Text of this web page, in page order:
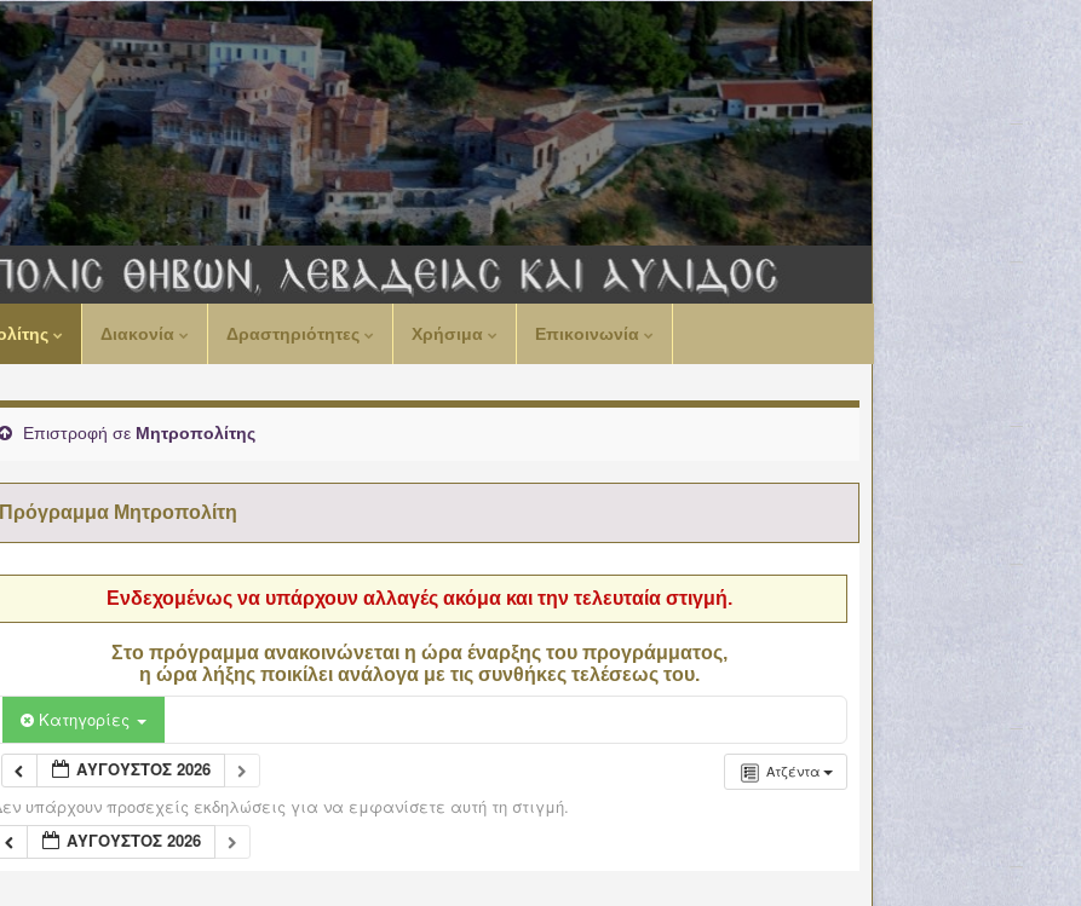
Διακονία Δραστηριότητες Χρήσιμα Επικοινωνία
Επιστροφή σε Μητροπολίτης
Πρόγραμμα Μητροπολίτη
Ενδεχομένως να υπάρχουν αλλαγές ακόμα και την τελευταία στιγμή.
Στο πρόγραμμα ανακοινώνεται η ώρα έναρξης του προγράμματος,
η ώρα λήξης ποικίλει ανάλογα με τις συνθήκες τελέσεως του.
Κατηγορίες
Ατζέντα
ΑΎΓΟΥΣΤΟΣ 2026
υπάρχουν προσεχείς εκδηλώσεις για να εμφανίσετε αυτή τη στιγμή.
ΑΎΓΟΥΣΤΟΣ 2026